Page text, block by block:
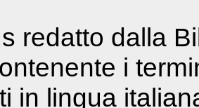
redatto dalla
i
in lingua